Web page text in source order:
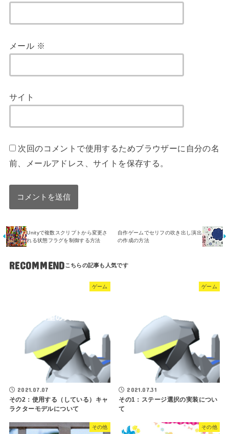
メール ※
サイト
次回のコメントで使用するためブラウザーに自分の名
前、メールアドレス、サイトを保存する。
Unityで複数スクリプトから変更さ
れる状態フラグを制御する方法
自作ゲームでセリフの吹き出し演出
の作成の方法
RECOMMEND
ゲーム
2021.07.07
その2：使用する（している）キャ
ラクターモデルについて
ゲーム
2021.07.31
その1：ステージ選択の実装につい
て
その他 その他